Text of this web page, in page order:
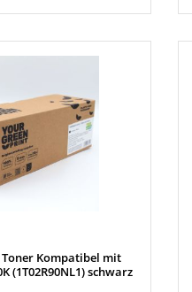
Kompatibel mit
(1T02R90NL1) schwarz